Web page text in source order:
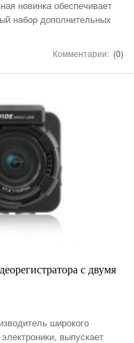
новинка обеспечивает
набор дополнительных
Комментарии: (0)
с двумя
широкого
выпускает